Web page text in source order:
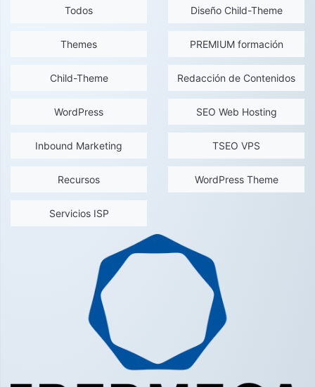
Todos
Themes
Child-Theme
WordPress
Inbound Marketing
Recursos
Servicios ISP
Diseño Child-Theme
PREMIUM formación
Redacción de Contenidos
SEO Web Hosting
TSEO VPS
WordPress Theme